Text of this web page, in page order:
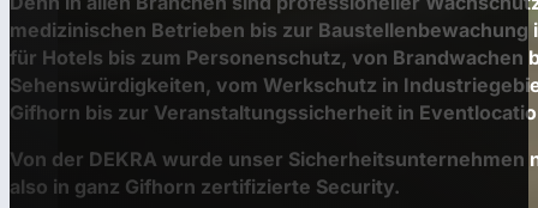
medizinischen Betrieben bis zur
für Hotels bis zum Personenschutz, von
Sehenswürdigkeiten, vom Werkschutz in
Gifhorn bis zur Veranstaltungssicherheit in
Von der DEKRA wurde unser Sicherheitsunternehmen
also in ganz Gifhorn zertifizierte Security.